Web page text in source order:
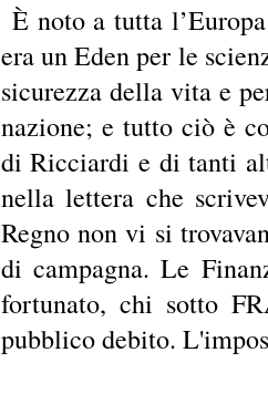
È noto a tutta
era un Eden per le
sicurezza della vita e
nazione; e tutto ciò è
di Ricciardi e di tanti
nella lettera che
Regno non vi si
di campagna. Le
fortunato, chi sotto
pubblico debito.